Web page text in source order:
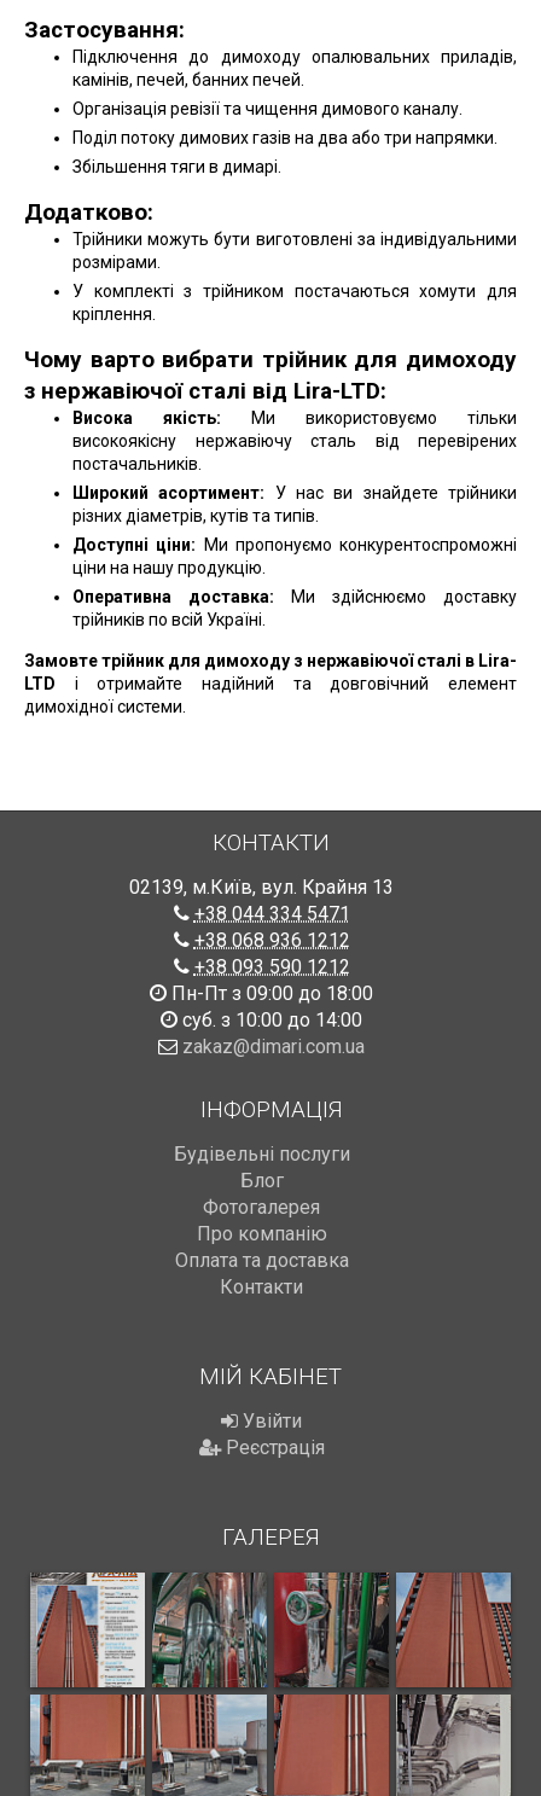
Застосування:
Підключення до димоходу опалювальних приладів,
камінів, печей, банних печей.
Організація ревізії та чищення димового каналу.
Поділ потоку димових газів на два або три напрямки.
Збільшення тяги в димарі.
Додатково:
Трійники можуть бути виготовлені за індивідуальними
розмірами.
У комплекті з трійником постачаються хомути для
кріплення.
Чому варто вибрати трійник для димоходу
з нержавіючої сталі від Lira-LTD:
Висока якість: Ми використовуємо тільки
високоякісну нержавіючу сталь від перевірених
постачальників.
Широкий асортимент: У нас ви знайдете трійники
різних діаметрів, кутів та типів.
Доступні ціни: Ми пропонуємо конкурентоспроможні
ціни на нашу продукцію.
Оперативна доставка: Ми здійснюємо доставку
трійників по всій Україні.
Замовте трійник для димоходу з нержавіючої сталі в Lira-
LTD і отримайте надійний та довговічний елемент
димохідної системи.
КОНТАКТИ
02139, м.Київ, вул. Крайня 13
+38 044 334 5471
+38 068 936 1212
+38 093 590 1212
Пн-Пт з 09:00 до 18:00
суб. з 10:00 до 14:00
zakaz@dimari.com.ua
ІНФОРМАЦІЯ
Будівельні послуги
Блог
Фотогалерея
Про компанію
Оплата та доставка
Контакти
МІЙ КАБІНЕТ
Увійти
Реєстрація
ГАЛЕРЕЯ